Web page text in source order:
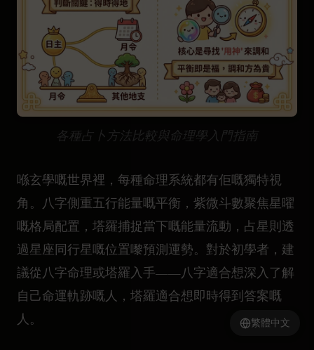
各種占卜方法比較與命理學入門指南
喺玄學嘅世界裡，每種命理系統都有佢嘅獨特視
角。八字側重五行能量嘅平衡，紫微斗數聚焦星曜
嘅格局配置，塔羅捕捉當下嘅能量流動，占星則透
過星座同行星嘅位置嚟預測運勢。對於初學者，建
議從八字命理或塔羅入手——八字適合想深入了解
自己命運軌跡嘅人，塔羅適合想即時得到答案嘅
人。
繁體中文